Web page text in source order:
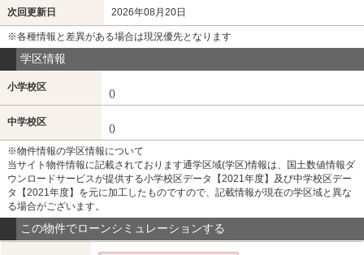
次回更新日 2026年08月20日
※各種情報と差異がある場合は現況優先となります
学区情報
小学校区
()
中学校区
()
※物件情報の学区情報について
当サイト物件情報に記載されております通学区域(学区)情報は、国土数値情報ダ
ウンロードサービスが提供する小学校区データ【2021年度】及び中学校区デー
タ【2021年度】を元に加工したものですので、記載情報が現在の学区域と異な
る場合がございます。
この物件でローンシミュレーションする